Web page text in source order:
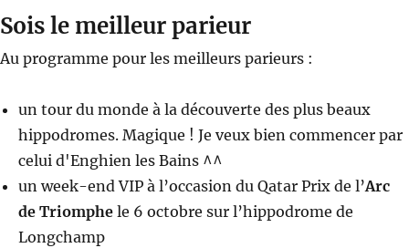
Sois le meilleur parieur
Au programme pour les meilleurs parieurs :
un tour du monde à la découverte des plus beaux
hippodromes. Magique ! Je veux bien commencer par
celui d'Enghien les Bains ^^
un week-end VIP à l’occasion du Qatar Prix de l’Arc
de Triomphe le 6 octobre sur l’hippodrome de
Longchamp